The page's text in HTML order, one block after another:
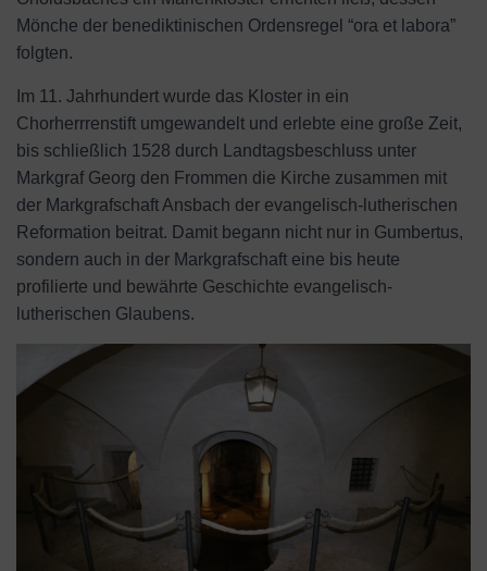
Mönche der benediktinischen Ordensregel “ora et labora”
folgten.
Im 11. Jahrhundert wurde das Kloster in ein
Chorherrrenstift umgewandelt und erlebte eine große Zeit,
bis schließlich 1528 durch Landtagsbeschluss unter
Markgraf Georg den Frommen die Kirche zusammen mit
der Markgrafschaft Ansbach der evangelisch-lutherischen
Reformation beitrat. Damit begann nicht nur in Gumbertus,
sondern auch in der Markgrafschaft eine bis heute
profilierte und bewährte Geschichte evangelisch-
lutherischen Glaubens.